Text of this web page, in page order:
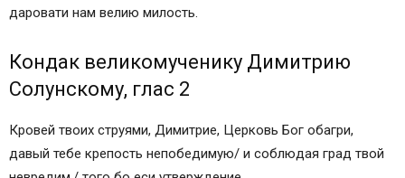
Значение иконы
Молитва Дмитрию Солунскому
Молитва о здравии. Молитва об излечении
глазных болезней
Молитвы Святому Дмитрию Солунскому
Молитва №1 Святому Дмитрию Солунскому
Молитва №2 Святому Дмитрию Солунскому
даровати нам велию милость.
Кондак великомученику Димитрию
Солунскому, глас 2
Кровей твоих струями, Димитрие, Церковь Бог обагри,
давый тебе крепость непобедимую/ и соблюдая град твой